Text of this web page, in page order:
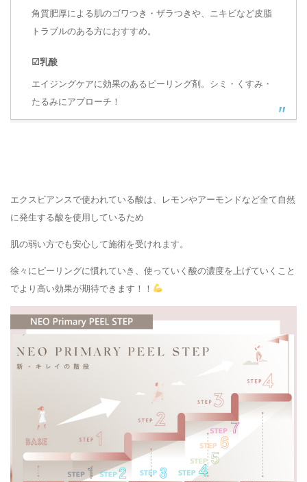
角質肥厚による肌のゴワつき・ザラつきや、ニキビなど皮脂
トラブルのある方におすすめ。
☑乳酸
エイジングケアに効果のあるピーリング剤。シミ・くすみ・
たるみにアプローチ！
エクスビアンスで使われている酸は、レモンやアーモンドなど全て自然
に発生する酸を使用しているため
肌の弱い方でも安心して施術を受けれます。
徐々にピーリングに慣れていき、使っていく酸の濃度を上げていくこと
でより高い効果が期待できます！！